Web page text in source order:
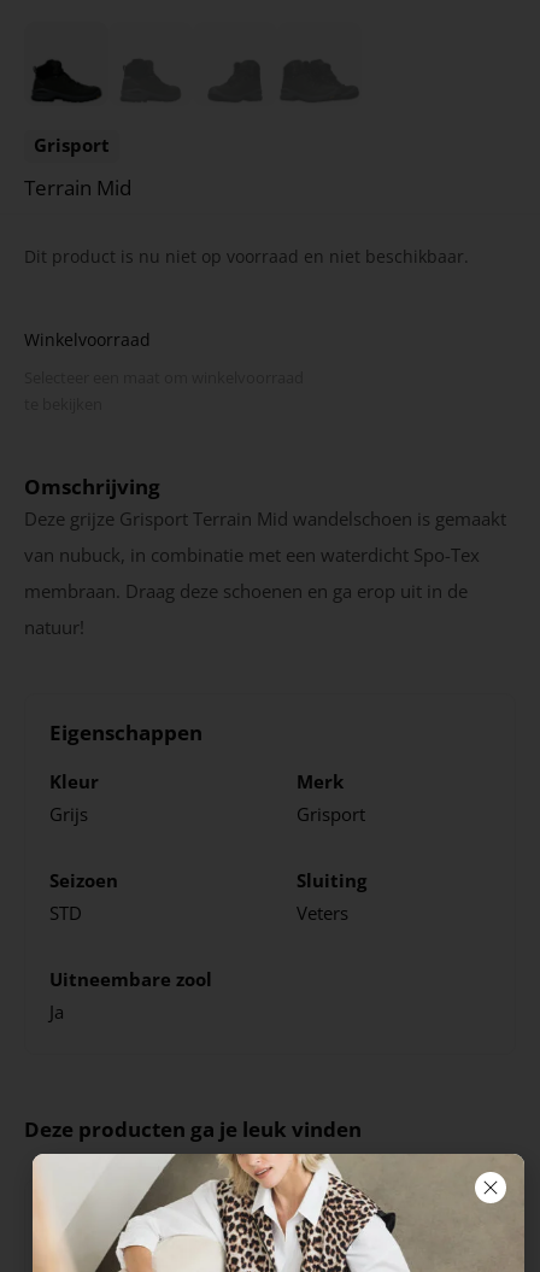
Grisport
Terrain Mid
Dit product is nu niet op voorraad en niet beschikbaar.
Winkelvoorraad
Omschrijving
Deze grijze Grisport Terrain Mid wandelschoen is gemaakt
van nubuck, in combinatie met een waterdicht Spo-Tex
membraan. Draag deze schoenen en ga erop uit in de
natuur!
Eigenschappen
Kleur
Grijs
Merk
Grisport
Seizoen
STD
Sluiting
Veters
Uitneembare zool
Ja
Deze producten ga je leuk vinden